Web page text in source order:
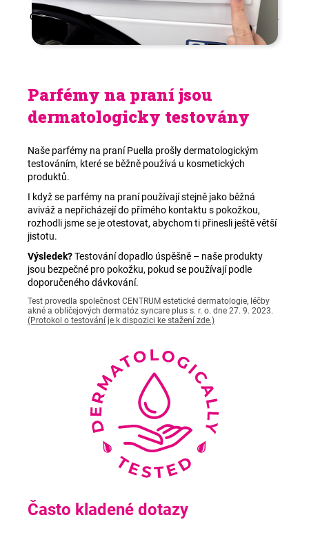
Chcete vědět víc? Podívejte se na naši podstránku Návody .
Parfémy na praní jsou
dermatologicky testovány
Naše parfémy na praní Puella prošly dermatologickým
testováním, které se běžně používá u kosmetických
produktů.
I když se parfémy na praní používají stejně jako běžná
aviváž a nepřicházejí do přímého kontaktu s pokožkou,
rozhodli jsme se je otestovat, abychom ti přinesli ještě větší
jistotu.
Výsledek?Testování dopadlo úspěšně – naše produkty
jsou bezpečné pro pokožku, pokud se používají podle
doporučeného dávkování.
Test provedla společnost CENTRUM estetické dermatologie, léčby
akné a obličejových dermatóz syncare plus s. r. o. dne 27. 9. 2023.
(Protokol o testování je k dispozici ke stažení zde.)
Často kladené dotazy